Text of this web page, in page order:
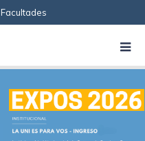
Facultades